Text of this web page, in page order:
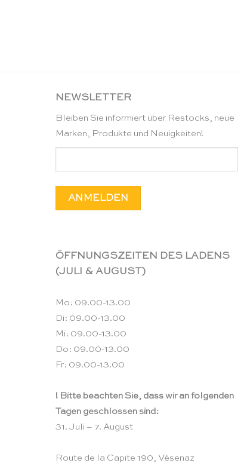
NEWSLETTER
Bleiben Sie informiert über Restocks, neue
Marken, Produkte und Neuigkeiten!
ÖFFNUNGSZEITEN DES LADENS
(JULI & AUGUST)
Mo: 09.00-13.00
Di: 09.00-13.00
Mi: 09.00-13.00
Do: 09.00-13.00
Fr: 09.00-13.00
! Bitte beachten Sie, dass wir an folgenden
Tagen geschlossen sind:
31. Juli – 7. August
Route de la Capite 190, Vésenaz